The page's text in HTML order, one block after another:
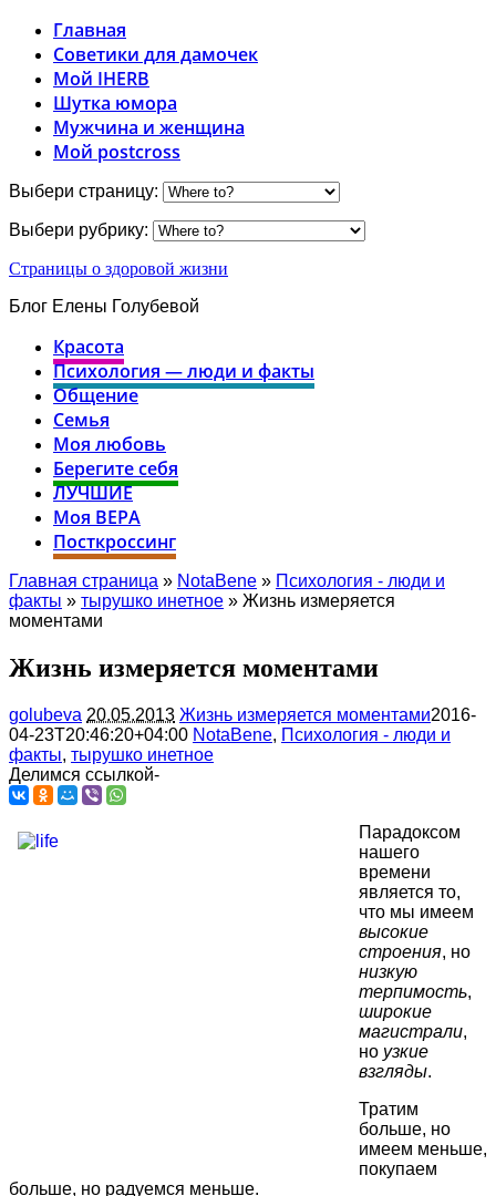
Главная
Советики для дамочек
Мой IHERB
Шутка юмора
Мужчина и женщина
Мой postcross
Выбери страницу:
Выбери рубрику:
Страницы о здоровой жизни
Блог Елены Голубевой
Красота
Психология — люди и факты
Общение
Семья
Моя любовь
Берегите себя
ЛУЧШИЕ
Моя ВЕРА
Посткроссинг
Главная страница » NotaBene » Психология - люди и
факты » тырушко инетное » Жизнь измеряется
моментами
Жизнь измеряется моментами
golubeva 20.05.2013 Жизнь измеряется моментами2016-
04-23T20:46:20+04:00 NotaBene, Психология - люди и
факты, тырушко инетное
Делимся ссылкой-
Парадоксом
нашего
времени
является то,
что мы имеем
высокие
строения, но
низкую
терпимость,
широкие
магистрали,
но узкие
взгляды.
Тратим
больше, но
имеем меньше,
покупаем
больше, но радуемся меньше.